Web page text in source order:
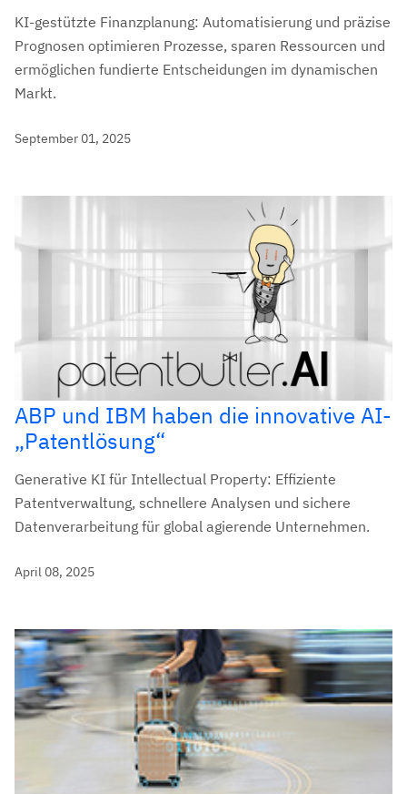
KI-gestützte Finanzplanung: Automatisierung und präzise
Prognosen optimieren Prozesse, sparen Ressourcen und
ermöglichen fundierte Entscheidungen im dynamischen
Markt.
September 01, 2025
ABP und IBM haben die innovative AI-
„Patentlösung“
Generative KI für Intellectual Property: Effiziente
Patentverwaltung, schnellere Analysen und sichere
Datenverarbeitung für global agierende Unternehmen.
April 08, 2025